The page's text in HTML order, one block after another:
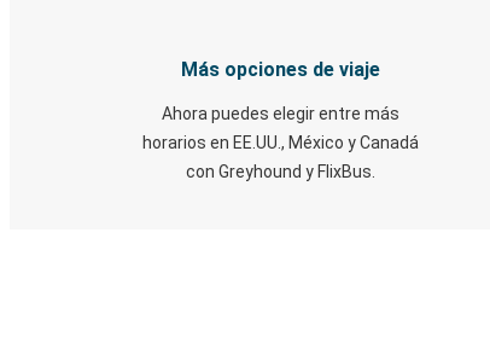
Más opciones de viaje
Ahora puedes elegir entre más
horarios en EE.UU., México y Canadá
con Greyhound y FlixBus.